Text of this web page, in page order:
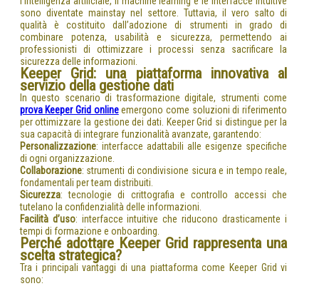
sono diventate mainstay nel settore. Tuttavia, il vero salto di
qualità è costituito dall’adozione di strumenti in grado di
combinare potenza, usabilità e sicurezza, permettendo ai
professionisti di ottimizzare i processi senza sacrificare la
sicurezza delle informazioni.
Keeper Grid: una piattaforma innovativa al
servizio della gestione dati
In questo scenario di trasformazione digitale, strumenti come
prova Keeper Grid onlineemergono come soluzioni di riferimento
per ottimizzare la gestione dei dati. Keeper Grid si distingue per la
sua capacità di integrare funzionalità avanzate, garantendo:
Personalizzazione: interfacce adattabili alle esigenze specifiche
di ogni organizzazione.
Collaborazione: strumenti di condivisione sicura e in tempo reale,
fondamentali per team distribuiti.
Sicurezza: tecnologie di crittografia e controllo accessi che
tutelano la confidenzialità delle informazioni.
Facilità d’uso: interfacce intuitive che riducono drasticamente i
tempi di formazione e onboarding.
Perché adottare Keeper Grid rappresenta una
scelta strategica?
Tra i principali vantaggi di una piattaforma come Keeper Grid vi
sono: